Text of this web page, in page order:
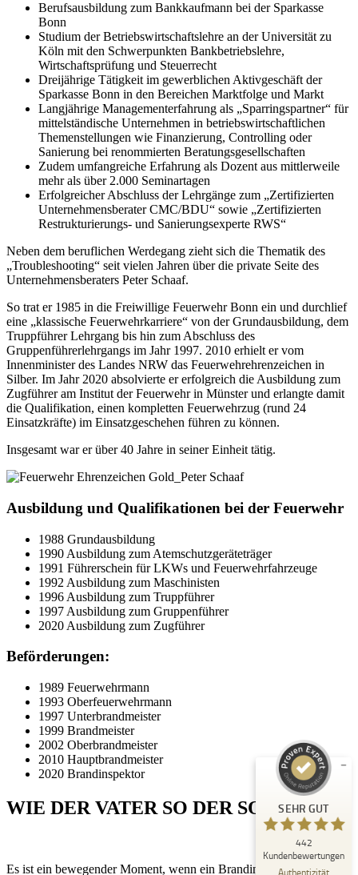
Berufsausbildung zum Bankkaufmann bei der Sparkasse
Bonn
Studium der Betriebswirtschaftslehre an der Universität zu
Köln mit den Schwerpunkten Bankbetriebslehre,
Wirtschaftsprüfung und Steuerrecht
Dreijährige Tätigkeit im gewerblichen Aktivgeschäft der
Sparkasse Bonn in den Bereichen Marktfolge und Markt
Langjährige Managementerfahrung als „Sparringspartner“ für
mittelständische Unternehmen in betriebswirtschaftlichen
Themenstellungen wie Finanzierung, Controlling oder
Sanierung bei renommierten Beratungsgesellschaften
Zudem umfangreiche Erfahrung als Dozent aus mittlerweile
mehr als über 2.000 Seminartagen
Erfolgreicher Abschluss der Lehrgänge zum „Zertifizierten
Unternehmensberater CMC/BDU“ sowie „Zertifizierten
Restrukturierungs- und Sanierungsexperte RWS“
Neben dem beruflichen Werdegang zieht sich die Thematik des
„Troubleshooting“ seit vielen Jahren über die private Seite des
Unternehmensberaters Peter Schaaf.
So trat er 1985 in die Freiwillige Feuerwehr Bonn ein und durchlief
eine „klassische Feuerwehrkarriere“ von der Grundausbildung, dem
Truppführer Lehrgang bis hin zum Abschluss des
Gruppenführerlehrgangs im Jahr 1997. 2010 erhielt er vom
Innenminister des Landes NRW das Feuerwehrehrenzeichen in
Silber. Im Jahr 2020 absolvierte er erfolgreich die Ausbildung zum
Zugführer am Institut der Feuerwehr in Münster und erlangte damit
die Qualifikation, einen kompletten Feuerwehrzug (rund 24
Einsatzkräfte) im Einsatzgeschehen führen zu können.
Insgesamt war er über 40 Jahre in seiner Einheit tätig.
Ausbildung und Qualifikationen bei der Feuerwehr
1988 Grundausbildung
1990 Ausbildung zum Atemschutzgeräteträger
1991 Führerschein für LKWs und Feuerwehrfahrzeuge
1992 Ausbildung zum Maschinisten
1996 Ausbildung zum Truppführer
1997 Ausbildung zum Gruppenführer
2020 Ausbildung zum Zugführer
Beförderungen:
1989 Feuerwehrmann
1993 Oberfeuerwehrmann
1997 Unterbrandmeister
1999 Brandmeister
2002 Oberbrandmeister
2010 Hauptbrandmeister
2020 Brandinspektor
WIE DER VATER SO DER SOHN
Es ist ein bewegender Moment, wenn ein Brandinspektor der
SEHR GUT
442
Kundenbewertungen
Authentizität
Empfehlungen auf
ProvenExpert.com
Bewertungen auf ProvenExpert.com
Blick aufs ProvenExpert-Profil werfen
22.07.2026